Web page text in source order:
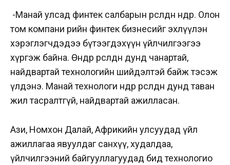
-Манай улсад финтек салбарын өрсөлдөөн өндөр. Олон
том компани өөрийн финтек бизнесийг эхлүүлэн
хэрэглэгчдэдээ бүтээгдэхүүн үйлчилгээгээ
хүргэж байна. Өндөр өрсөлдөөн дунд чанартай,
найдвартай технологийн шийдэлтэй байж тэсэж
үлдэнэ. Манай технологи өндөр өрсөлдөөн дунд таван
жил тасралтгүй, найдвартай ажилласан.
Ази, Номхон Далай, Африкийн улсуудад үйл
ажиллагаа явуулдаг санхүү, худалдаа,
үйлчилгээний байгууллагуудад бид технологио